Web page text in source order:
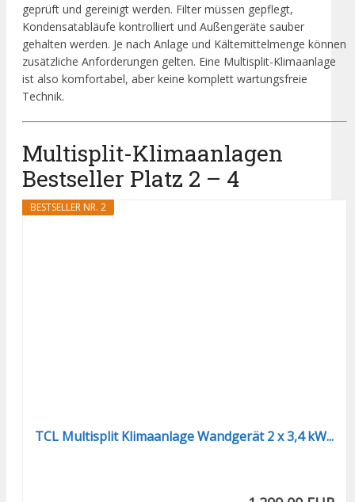
geprüft und gereinigt werden. Filter müssen gepflegt,
Kondensatabläufe kontrolliert und Außengeräte sauber
gehalten werden. Je nach Anlage und Kältemittelmenge können
zusätzliche Anforderungen gelten. Eine Multisplit-Klimaanlage
ist also komfortabel, aber keine komplett wartungsfreie
Technik.
Multisplit-Klimaanlagen
Bestseller Platz 2 – 4
BESTSELLER NR. 2
TCL Multisplit Klimaanlage Wandgerät 2 x 3,4 kW...